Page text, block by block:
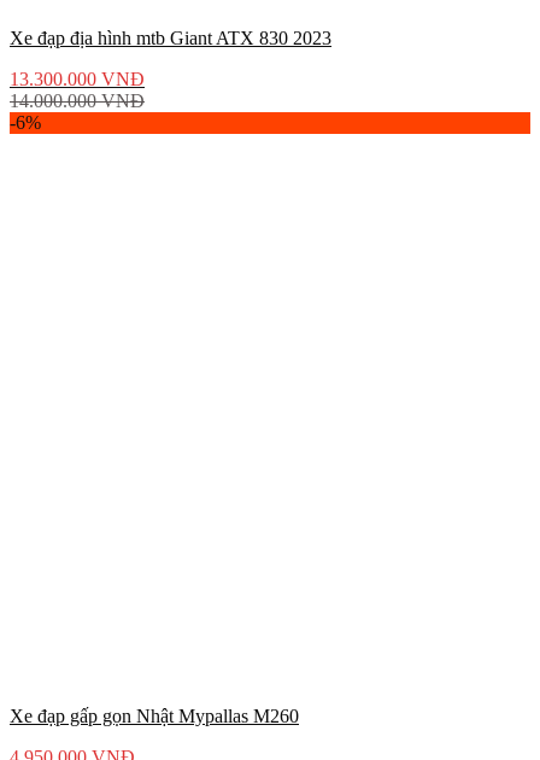
Xe đạp địa hình mtb Giant ATX 830 2023
13.300.000 VNĐ
14.000.000VNĐ
-6%
Xe đạp gấp gọn Nhật Mypallas M260